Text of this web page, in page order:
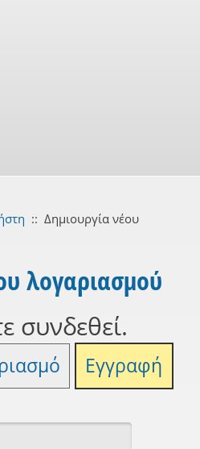
:: Δημιουργία νέου
λογαριασμού
συνδεθεί.
Εγγραφή